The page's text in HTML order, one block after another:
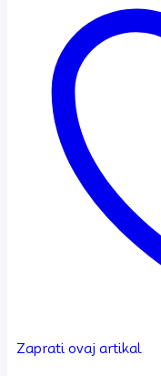
Zaprati ovaj artikal